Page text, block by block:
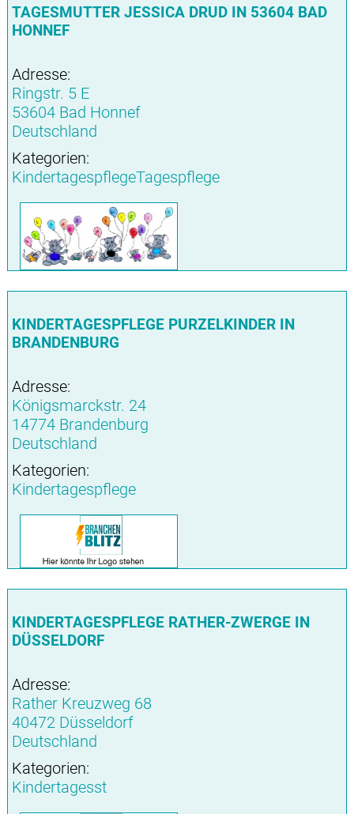
TAGESMUTTER JESSICA DRUD IN 53604 BAD
HONNEF
Adresse:
Ringstr. 5 E
53604 Bad Honnef
Deutschland
Kategorien:
KindertagespflegeTagespflege
KINDERTAGESPFLEGE PURZELKINDER IN
BRANDENBURG
Adresse:
Königsmarckstr. 24
14774 Brandenburg
Deutschland
Kategorien:
Kindertagespflege
KINDERTAGESPFLEGE RATHER-ZWERGE IN
DÜSSELDORF
Adresse:
Rather Kreuzweg 68
40472 Düsseldorf
Deutschland
Kategorien:
Kindertagesst